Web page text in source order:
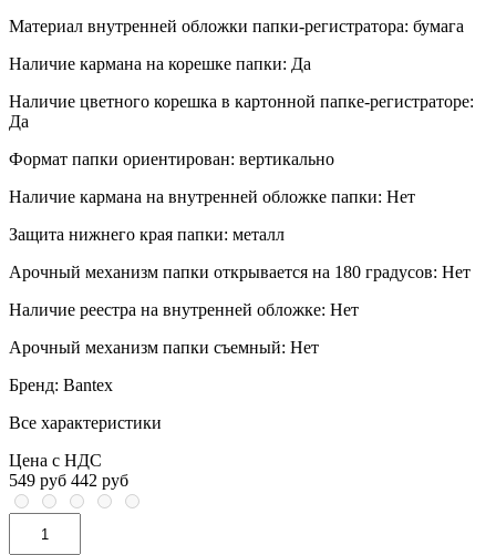
Материал внутренней обложки папки-регистратора: бумага
Наличие кармана на корешке папки: Да
Наличие цветного корешка в картонной папке-регистраторе:
Да
Формат папки ориентирован: вертикально
Наличие кармана на внутренней обложке папки: Нет
Защита нижнего края папки: металл
Арочный механизм папки открывается на 180 градусов: Нет
Наличие реестра на внутренней обложке: Нет
Арочный механизм папки съемный: Нет
Бренд: Bantex
Все характеристики
Цена с НДС
549 руб 442 руб